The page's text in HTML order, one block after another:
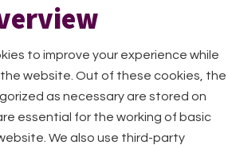
to improve your experience while
website. Out of these cookies, the
as necessary are stored on
essential for the working of basic
We also use third-party